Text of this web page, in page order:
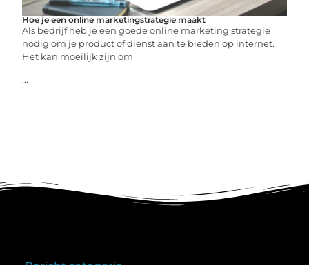
Hoe je een online marketingstrategie maakt
Als bedrijf heb je een goede online marketing strategie
nodig om je product of dienst aan te bieden op internet.
Het kan moeilijk zijn om
...